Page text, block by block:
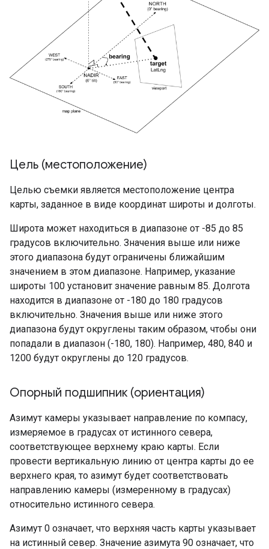
Цель (местоположение)
Целью съемки является местоположение центра
карты, заданное в виде координат широты и долготы.
Широта может находиться в диапазоне от -85 до 85
градусов включительно. Значения выше или ниже
этого диапазона будут ограничены ближайшим
значением в этом диапазоне. Например, указание
широты 100 установит значение равным 85. Долгота
находится в диапазоне от -180 до 180 градусов
включительно. Значения выше или ниже этого
диапазона будут округлены таким образом, чтобы они
попадали в диапазон (-180, 180). Например, 480, 840 и
1200 будут округлены до 120 градусов.
Опорный подшипник (ориентация)
Азимут камеры указывает направление по компасу,
измеряемое в градусах от истинного севера,
соответствующее верхнему краю карты. Если
провести вертикальную линию от центра карты до ее
верхнего края, то азимут будет соответствовать
направлению камеры (измеренному в градусах)
относительно истинного севера.
Азимут 0 означает, что верхняя часть карты указывает
на истинный север. Значение азимута 90 означает, что